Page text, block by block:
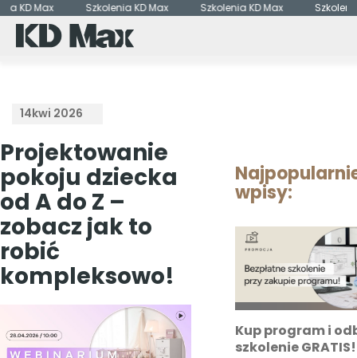
KD Max Szkolenia KD Max Szkolenia KD Max
14kwi 2026
Projektowanie
pokoju dziecka
od A do Z –
zobacz jak to
robić
kompleksowo!
wpisy:
Kup program i
szkolenie GRATIS!